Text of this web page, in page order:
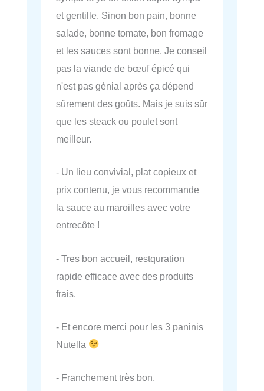
et gentille. Sinon bon pain, bonne
salade, bonne tomate, bon fromage
et les sauces sont bonne. Je conseil
pas la viande de bœuf épicé qui
n'est pas génial après ça dépend
sûrement des goûts. Mais je suis sûr
que les steack ou poulet sont
meilleur.
- Un lieu convivial, plat copieux et
prix contenu, je vous recommande
la sauce au maroilles avec votre
entrecôte !
- Tres bon accueil, restquration
rapide efficace avec des produits
frais.
- Et encore merci pour les 3 paninis
Nutella
- Franchement très bon.